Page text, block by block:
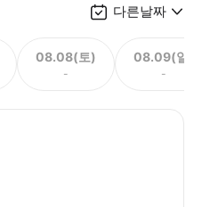
다른날짜
08.08(토)
-
08.09(일)
-